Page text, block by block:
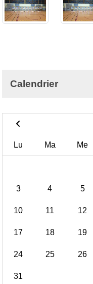
Calendrier
Lu Ma Me
3 4 5
10 11 12
17 18 19
24 25 26
31